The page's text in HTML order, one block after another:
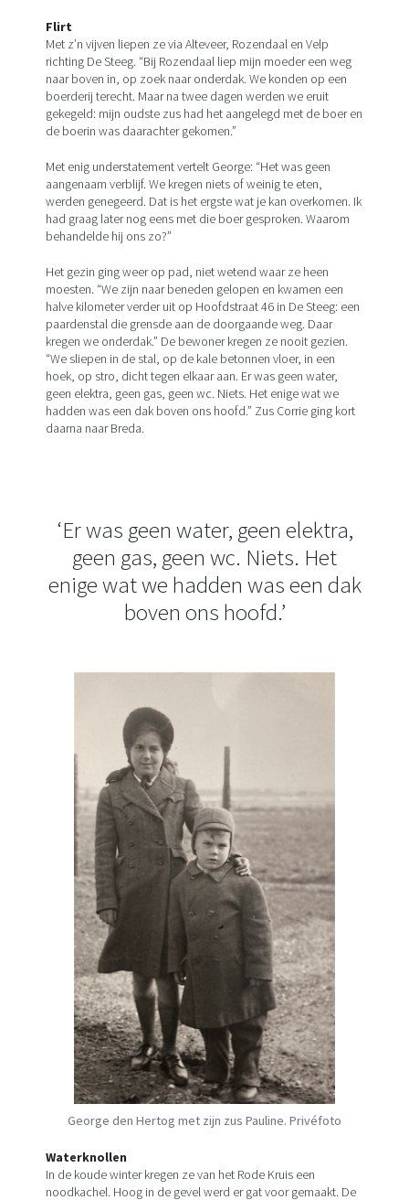
Flirt
Met z’n vijven liepen ze via Alteveer, Rozendaal en Velp
richting De Steeg. “Bij Rozendaal liep mijn moeder een weg
naar boven in, op zoek naar onderdak. We konden op een
boerderij terecht. Maar na twee dagen werden we eruit
gekegeld: mijn oudste zus had het aangelegd met de boer en
de boerin was daarachter gekomen.”
Met enig understatement vertelt George: “Het was geen
aangenaam verblijf. We kregen niets of weinig te eten,
werden genegeerd. Dat is het ergste wat je kan overkomen. Ik
had graag later nog eens met die boer gesproken. Waarom
behandelde hij ons zo?”
Het gezin ging weer op pad, niet wetend waar ze heen
moesten. “We zijn naar beneden gelopen en kwamen een
halve kilometer verder uit op Hoofdstraat 46 in De Steeg: een
paardenstal die grensde aan de doorgaande weg. Daar
kregen we onderdak.” De bewoner kregen ze nooit gezien.
“We sliepen in de stal, op de kale betonnen vloer, in een
hoek, op stro, dicht tegen elkaar aan. Er was geen water,
geen elektra, geen gas, geen wc. Niets. Het enige wat we
hadden was een dak boven ons hoofd.” Zus Corrie ging kort
daarna naar Breda.
‘Er was geen water, geen elektra,
geen gas, geen wc. Niets. Het
enige wat we hadden was een dak
boven ons hoofd.’
George den Hertog met zijn zus Pauline. Privéfoto
Waterknollen
In de koude winter kregen ze van het Rode Kruis een
noodkachel. Hoog in de gevel werd er gat voor gemaakt. De